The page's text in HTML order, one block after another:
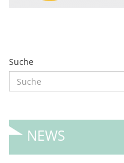
Suche
NEWS